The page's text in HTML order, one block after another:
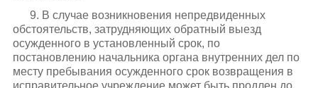
9. В случае возникновения непредвиденных
обстоятельств, затрудняющих обратный выезд
осужденного в установленный срок, по
постановлению начальника органа внутренних дел по
месту пребывания осужденного срок возвращения в
исправительное учреждение может быть продлен до